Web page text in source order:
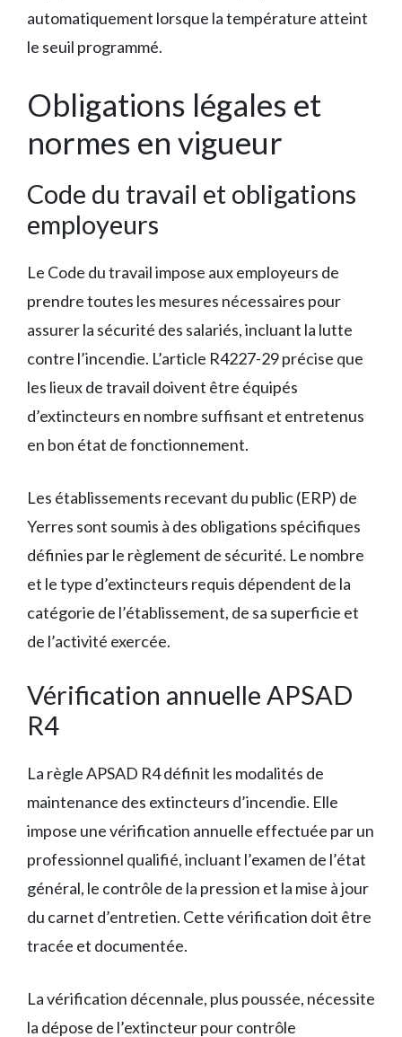
automatiquement lorsque la température atteint
le seuil programmé.
Obligations légales et
normes en vigueur
Code du travail et obligations
employeurs
Le Code du travail impose aux employeurs de
prendre toutes les mesures nécessaires pour
assurer la sécurité des salariés, incluant la lutte
contre l’incendie. L’article R4227-29 précise que
les lieux de travail doivent être équipés
d’extincteurs en nombre suffisant et entretenus
en bon état de fonctionnement.
Les établissements recevant du public (ERP) de
Yerres sont soumis à des obligations spécifiques
définies par le règlement de sécurité. Le nombre
et le type d’extincteurs requis dépendent de la
catégorie de l’établissement, de sa superficie et
de l’activité exercée.
Vérification annuelle APSAD
R4
La règle APSAD R4 définit les modalités de
maintenance des extincteurs d’incendie. Elle
impose une vérification annuelle effectuée par un
professionnel qualifié, incluant l’examen de l’état
général, le contrôle de la pression et la mise à jour
du carnet d’entretien. Cette vérification doit être
tracée et documentée.
La vérification décennale, plus poussée, nécessite
la dépose de l’extincteur pour contrôle